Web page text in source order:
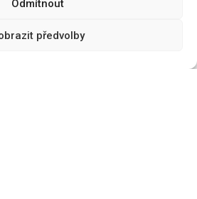
Odmítnout
předvolby
což zajišťuje jejich